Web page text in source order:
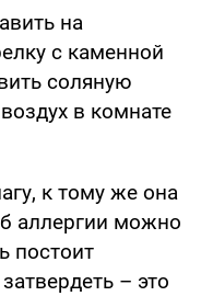
на
с каменной
соляную
в комнате
к тому же она
аллергии можно
постоит
– это